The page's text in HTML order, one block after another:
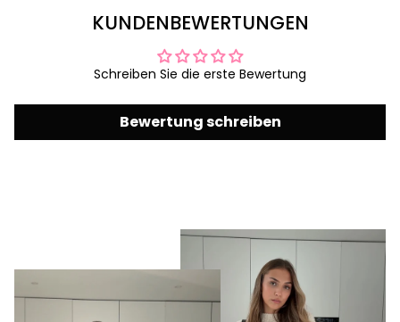
KUNDENBEWERTUNGEN
Schreiben Sie die erste Bewertung
Bewertung schreiben